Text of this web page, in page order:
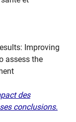
Improving
assess the
des
conclusions​.​​